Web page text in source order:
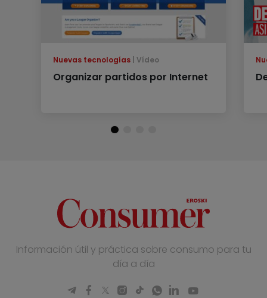
Nuevas tecnologías Vídeo
Organizar partidos por Internet
Información útil y práctica sobre consumo para tu
día a día